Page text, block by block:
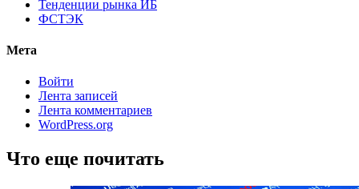
Тенденции рынка ИБ
ФСТЭК
Мета
Войти
Лента записей
Лента комментариев
WordPress.org
Что еще почитать